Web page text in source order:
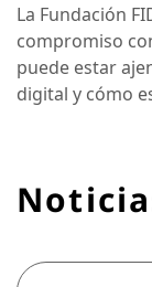
La Fundación
compromiso
puede estar
digital y cómo